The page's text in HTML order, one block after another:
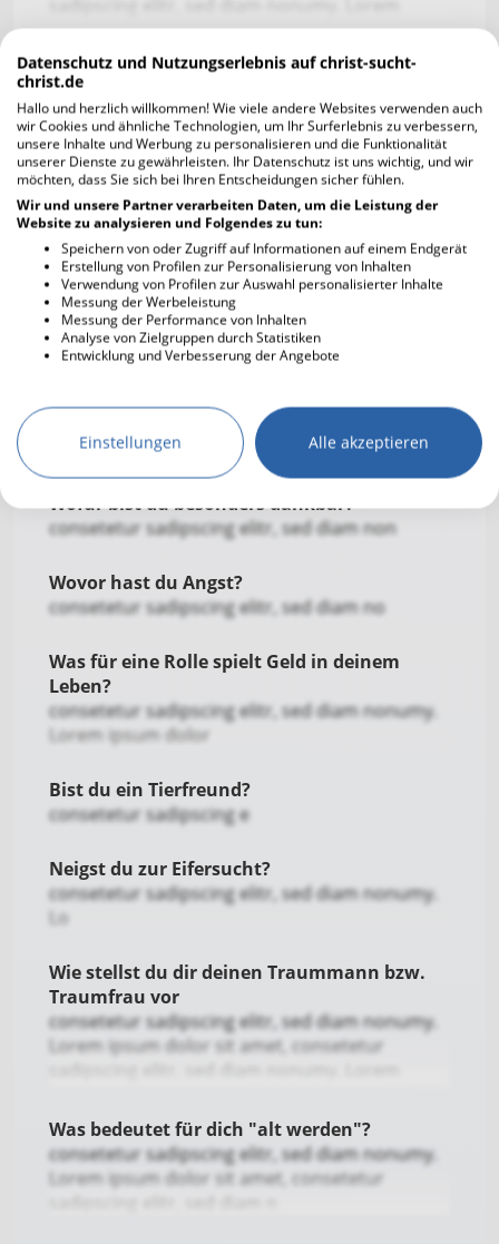
ipsum do
Worüber kannst du lachen?
consetetur sadipscing elitr, sed diam nonumy.
Lorem ipsum do
Was bedeuten dir deine Freunde?
consetetur sadipscing elitr, sed diam nonumy.
Lorem ipsum dolor sit amet, consetetur
sadipscing elitr, sed diam nonumy. Lore
Was schätzen andere an dir?
consetetur sadipscing elitr, sed diam nonumy.
Lorem ipsum dolor sit amet, consetetur s
consetetur sadipscing elitr, sed diam nonumy.
Wofür bist du besonders dankbar?
consetetur sadipscing elitr, sed diam non
Wovor hast du Angst?
consetetur sadipscing elitr, sed diam no
Was für eine Rolle spielt Geld in deinem
Leben?
consetetur sadipscing elitr, sed diam nonumy.
Lorem ipsum dolor
Bist du ein Tierfreund?
consetetur sadipscing e
Neigst du zur Eifersucht?
consetetur sadipscing elitr, sed diam nonumy.
Lo
Wie stellst du dir deinen Traummann bzw.
Traumfrau vor
consetetur sadipscing elitr, sed diam nonumy.
Lorem ipsum dolor sit amet, consetetur
Was bedeutet für dich "alt werden"?
consetetur sadipscing elitr, sed diam nonumy.
Lorem ipsum dolor sit amet, consetetur
Datenschutz und Nutzungserlebnis auf christ-sucht-
christ.de
Hallo und herzlich willkommen! Wie viele andere Websites verwenden auch
wir Cookies und ähnliche Technologien, um Ihr Surferlebnis zu verbessern,
unsere Inhalte und Werbung zu personalisieren und die Funktionalität
unserer Dienste zu gewährleisten. Ihr Datenschutz ist uns wichtig, und wir
möchten, dass Sie sich bei Ihren Entscheidungen sicher fühlen.
Wir und unsere Partner verarbeiten Daten, um die Leistung der
Website zu analysieren und Folgendes zu tun:
Speichern von oder Zugriff auf Informationen auf einem Endgerät
Erstellung von Profilen zur Personalisierung von Inhalten
Verwendung von Profilen zur Auswahl personalisierter Inhalte
Messung der Werbeleistung
Messung der Performance von Inhalten
Analyse von Zielgruppen durch Statistiken
Entwicklung und Verbesserung der Angebote
Einstellungen Alle akzeptieren